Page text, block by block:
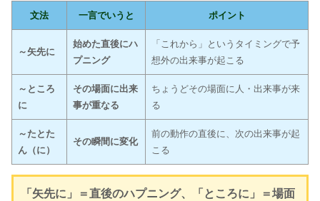
文法 一言でいうと ポイント
～矢先に
始めた直後にハ
プニング
「これから」というタイミングで予
想外の出来事が起こる
～ところ
に
その場面に出来
事が重なる
ちょうどその場面に人・出来事が来
る
～たとた
ん（に）
その瞬間に変化
前の動作の直後に、次の出来事が起
こる
「矢先に」＝直後のハプニング、「ところに」＝場面